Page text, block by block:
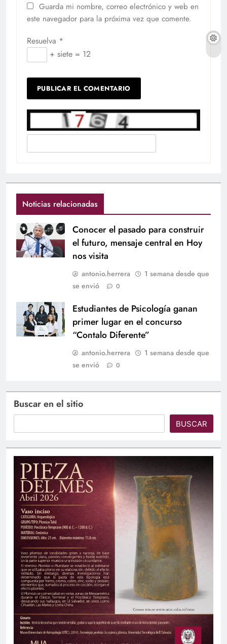
Guarda mi nombre, correo electrónico y web en
este navegador para la próxima vez que comente.
Resuelva *
+ siete = 12
Noticias relacionadas
Conocer el pasado para construir
el futuro, mensaje central en Hoy
nos visita
antonio.herrera
1 semana desde que
se envió
0
Estudiantes de Psicología ganan
primer lugar en el concurso
“Contalo Diferente”
antonio.herrera
1 semana desde que
se envió
0
Buscar en el sitio
BUSCAR